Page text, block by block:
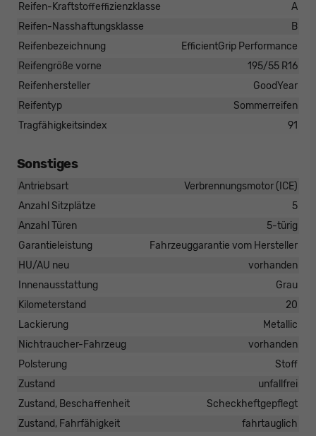
Reifen-Kraftstoffeffizienzklasse
A
Reifen-Nasshaftungsklasse
B
Reifenbezeichnung
EfficientGrip Performance
Reifengröße vorne
195/55 R16
Reifenhersteller
GoodYear
Reifentyp
Sommerreifen
Tragfähigkeitsindex
91
Sonstiges
Antriebsart
Verbrennungsmotor (ICE)
Anzahl Sitzplätze
5
Anzahl Türen
5-türig
Garantieleistung
Fahrzeuggarantie vom Hersteller
HU/AU neu
vorhanden
Innenausstattung
Grau
Kilometerstand
20
Lackierung
Metallic
Nichtraucher-Fahrzeug
vorhanden
Polsterung
Stoff
Zustand
unfallfrei
Zustand, Beschaffenheit
Scheckheftgepflegt
Zustand, Fahrfähigkeit
fahrtauglich